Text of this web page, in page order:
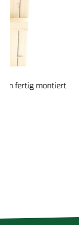
Qualifizierung für
berät und
Arbeitsalltages